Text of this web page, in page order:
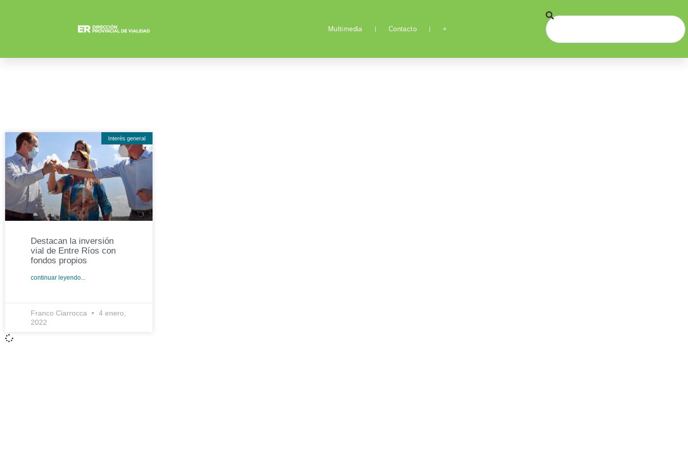
Multimedia Contacto +
Interés general
Destacan la inversión
vial de Entre Ríos con
fondos propios
continuar leyendo...
Franco Ciarrocca
4 enero,
2022